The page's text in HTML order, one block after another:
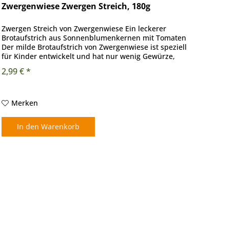
Zwergenwiese Zwergen Streich, 180g
Zwergen Streich von Zwergenwiese Ein leckerer
Brotaufstrich aus Sonnenblumenkernen mit Tomaten
Der milde Brotaufstrich von Zwergenwiese ist speziell
für Kinder entwickelt und hat nur wenig Gewürze,
2,99 € *
Merken
In den Warenkorb